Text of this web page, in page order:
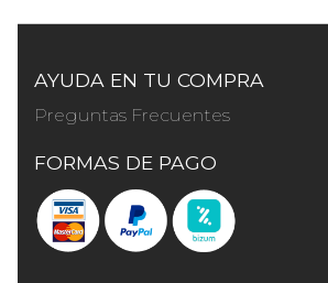
AYUDA EN TU COMPRA
Preguntas Frecuentes
FORMAS DE PAGO